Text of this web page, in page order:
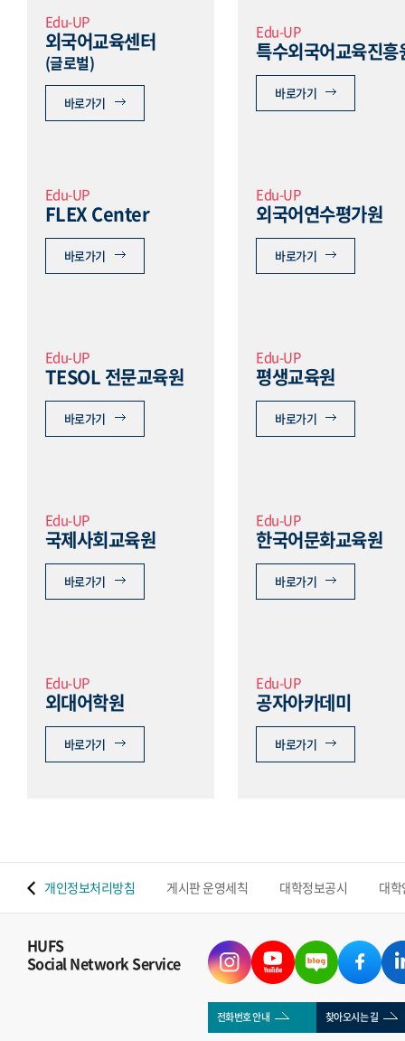
Edu-UP
외국어교육센터
(글로벌)
바로가기
Edu-UP
특수외국어교육진흥
바로가기
Edu-UP
FLEX Center
바로가기
Edu-UP
외국어연수평가원
바로가기
Edu-UP
TESOL 전문교육원
바로가기
Edu-UP
평생교육원
바로가기
Edu-UP
국제사회교육원
바로가기
Edu-UP
한국어문화교육원
바로가기
Edu-UP
외대어학원
바로가기
Edu-UP
공자아카데미
바로가기
개인정보처리방침 게시판 운영세칙 대학정보공시 대
HUFS
Social Network Service
전화번호 안내 찾아오시는 길